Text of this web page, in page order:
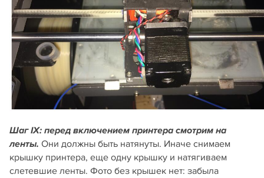
Шаг IX: перед включением принтера смотрим на
ленты. Они должны быть натянуты. Иначе снимаем
крышку принтера, еще одну крышку и натягиваем
слетевшие ленты. Фото без крышек нет: забыла